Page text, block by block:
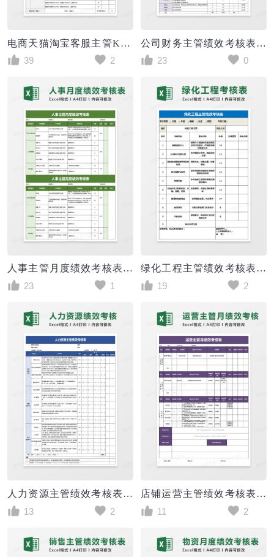
电商天猫淘宝客服主管KPI绩效考核表excel模板
39
2
公司财务主管绩效考核表excel模板
23
0
人事主管月度绩效考核表excel模版
23
1
绿化工程主管绩效考核表Excel表格
19
2
人力资源主管绩效考核表excel模版
13
2
店铺运营主管绩效考核表excel模版
11
2